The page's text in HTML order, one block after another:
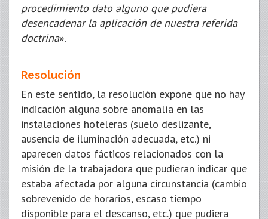
procedimiento dato alguno que pudiera
desencadenar la aplicación de nuestra referida
doctrina».
Resolución
En este sentido, la resolución expone que no hay
indicación alguna sobre anomalía en las
instalaciones hoteleras (suelo deslizante,
ausencia de iluminación adecuada, etc.) ni
aparecen datos fácticos relacionados con la
misión de la trabajadora que pudieran indicar que
estaba afectada por alguna circunstancia (cambio
sobrevenido de horarios, escaso tiempo
disponible para el descanso, etc.) que pudiera